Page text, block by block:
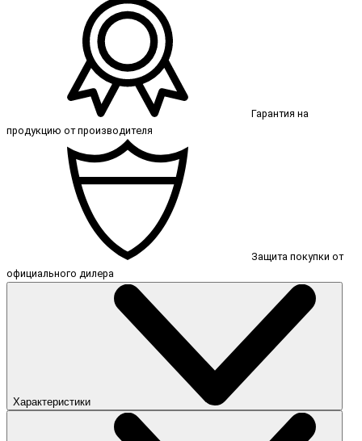
Гарантия на
продукцию от производителя
Защита покупки от
официального дилера
Характеристики